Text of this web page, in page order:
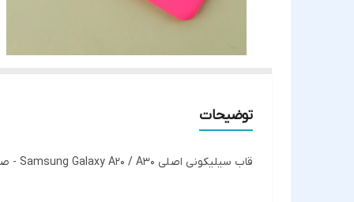
توضیحات
قاب سیلیکونی اصلی Samsung Galaxy A20 / A30 - صورتی فسفری